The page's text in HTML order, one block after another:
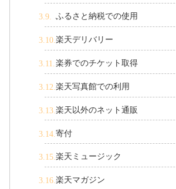
ふるさと納税での使用
楽天デリバリー
楽券でのチケット取得
楽天写真館での利用
楽天以外のネット通販
寄付
楽天ミュージック
楽天マガジン